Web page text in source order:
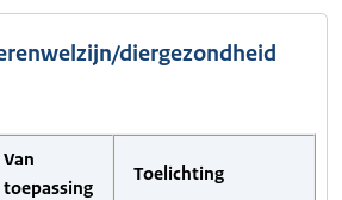
diergezondheid
Van
toepassing
Toelichting